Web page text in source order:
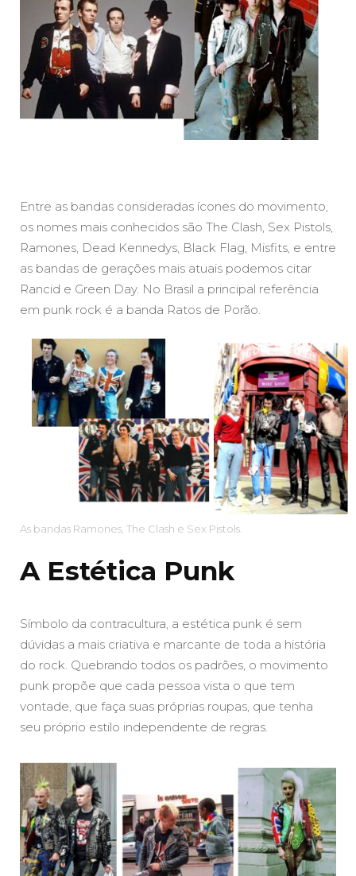
Entre as bandas consideradas ícones do movimento,
os nomes mais conhecidos são The Clash, Sex Pistols,
Ramones, Dead Kennedys, Black Flag, Misfits, e entre
as bandas de gerações mais atuais podemos citar
Rancid e Green Day. No Brasil a principal referência
em punk rock é a banda Ratos de Porão.
As bandas Ramones, The Clash e Sex Pistols.
A Estética Punk
Símbolo da contracultura, a estética punk é sem
dúvidas a mais criativa e marcante de toda a história
do rock. Quebrando todos os padrões, o movimento
punk propõe que cada pessoa vista o que tem
vontade, que faça suas próprias roupas, que tenha
seu próprio estilo independente de regras.